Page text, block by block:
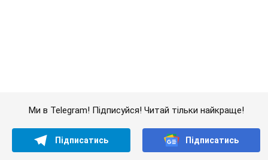
Якою була оригінальна версія гімну України та
чому її боялася Російська імперія: про це не